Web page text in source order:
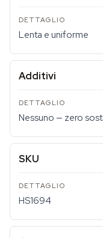
Lenta e uniforme
Additivi
Nessuno — zero
SKU
HS1694